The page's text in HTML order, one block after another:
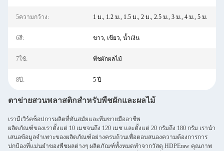
5ความกว้าง: 1 ม., 1.2 ม., 1.5 ม., 2 ม., 2.5 ม., 3 ม., 4 ม., 5 ม.
6สี: ขาว, เขียว, น้ำเงิน
7ใช้: พืชผักผลไม้
8ปี: 5 ปี
ตาข่ายสวนพลาสติกสำหรับพืชผักและผลไม้
เรามีเวิร์คช็อปการผลิตที่ทันสมัยและทีมขายมืออาชีพ
ผลิตภัณฑ์ของเราตั้งแต่ 10 เมชจนถึง 120 เมช และตั้งแต่ 20 กรัมถึง 180 กรัม เรานำ
เสนอข้อมูลจำเพาะของผลิตภัณฑ์อย่างครบถ้วนเพื่อตอบสนองความต้องการการ
ปกป้องที่แม่นยำของพืชผลต่างๆ ผลิตภัณฑ์ทั้งหมดทำจากวัสดุ HDPEraw คุณภาพ